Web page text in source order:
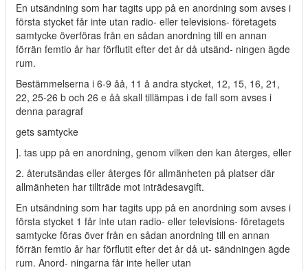
En utsändning som har tagits upp på en anordning som avses i
första stycket får inte utan radio- eller televisions- företagets
samtycke överföras från en sådan anordning till en annan
förrän femtio år har förflutit efter det år då utsänd- ningen ägde
rum.
Bestämmelserna i 6-9 åå, 11 å andra stycket, 12, 15, 16, 21,
22, 25-26 b och 26 e åå skall tillämpas i de fall som avses i
denna paragraf
gets samtycke
]. tas upp på en anordning, genom vilken den kan återges, eller
2. återutsändas eller återges för allmänheten på platser där
allmänheten har tillträde mot inträdesavgift.
En utsändning som har tagits upp på en anordning som avses i
första stycket 1 får inte utan radio- eller televisions- företagets
samtycke föras över från en sådan anordning till en annan
förrän femtio år har förflutit efter det år då ut- sändningen ägde
rum. Anord- ningarna får inte heller utan